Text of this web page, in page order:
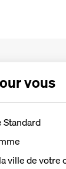
vous
ville de votre